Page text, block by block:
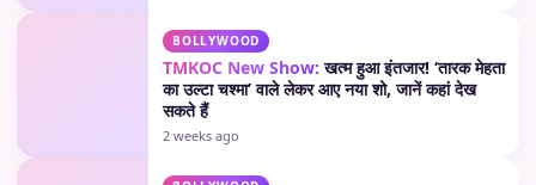
BOLLYWOOD
TMKOC New Show: खत्म हुआ इंतजार! ‘तारक मेहता
का उल्टा चश्मा’ वाले लेकर आए नया शो, जानें कहां देख
सकते हैं
2 weeks ago